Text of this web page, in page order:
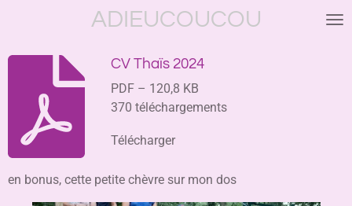
contenu
ADIEUCOUCOU
CV Thaïs 2024
PDF – 120,8 KB
370 téléchargements
Télécharger
en bonus, cette petite chèvre sur mon dos